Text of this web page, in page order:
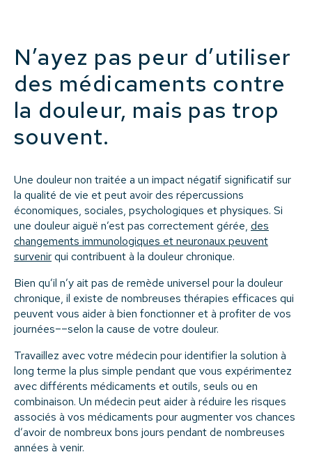
N’ayez pas peur d’utiliser
des médicaments contre
la douleur, mais pas trop
souvent.
Une douleur non traitée a un impact négatif significatif sur
la qualité de vie et peut avoir des répercussions
économiques, sociales, psychologiques et physiques. Si
une douleur aiguë n’est pas correctement gérée, des
changements immunologiques et neuronaux peuvent
survenirqui contribuent à la douleur chronique.
Bien qu’il n’y ait pas de remède universel pour la douleur
chronique, il existe de nombreuses thérapies efficaces qui
peuvent vous aider à bien fonctionner et à profiter de vos
journées––selon la cause de votre douleur.
Travaillez avec votre médecin pour identifier la solution à
long terme la plus simple pendant que vous expérimentez
avec différents médicaments et outils, seuls ou en
combinaison. Un médecin peut aider à réduire les risques
associés à vos médicaments pour augmenter vos chances
d’avoir de nombreux bons jours pendant de nombreuses
années à venir.